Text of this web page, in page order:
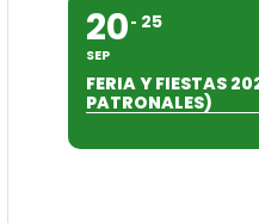
20
SEP
25
FERIA Y FIESTAS
PATRONALES)